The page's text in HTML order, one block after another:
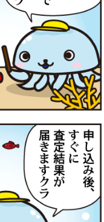
円
06/06
円
06/06
円
06/06
円
06
円
06/06